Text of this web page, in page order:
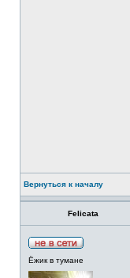
Вернуться к началу
Felicata
Ёжик в тумане